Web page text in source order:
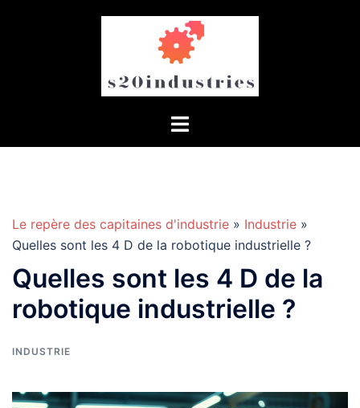
Le repère des capitaines d'industrie » Industrie »
Quelles sont les 4 D de la robotique industrielle ?
Quelles sont les 4 D de la
robotique industrielle ?
INDUSTRIE